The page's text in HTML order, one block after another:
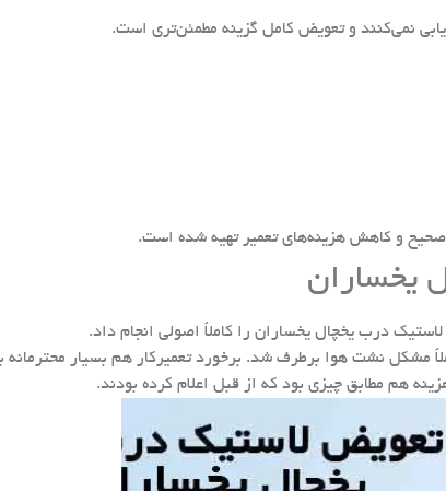
نمی‌کنند و تعویض کامل گزینه مطمئن‌تری است.
صحیح و کاهش هزینه‌های تعمیر تهیه شده است.
یخساران
درب یخچال یخساران را کاملاً اصولی انجام داد.
مشکل نشت هوا برطرف شد. برخورد تعمیرکار هم بسیار محترمانه
هم مطابق چیزی بود که از قبل اعلام کرده بودند.